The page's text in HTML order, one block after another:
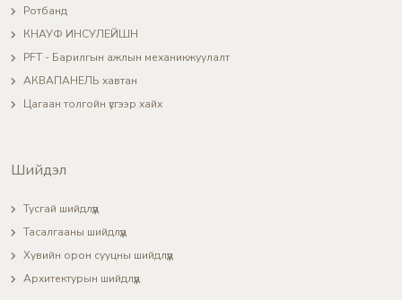
Ротбанд
КНАУФ ИНСУЛЕЙШН
PFT - Барилгын ажлын механикжуулалт
АКВАПАНЕЛЬ хавтан
Цагаан толгойн үсгээр хайх
Шийдэл
Тусгай шийдлүүд
Тасалгааны шийдлүүд
Хувийн орон сууцны шийдлүүд
Архитектурын шийдлүүд